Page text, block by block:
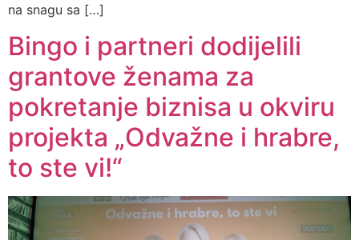
na snagu sa […]
Bingo i partneri dodijelili
grantove ženama za
pokretanje biznisa u okviru
projekta „Odvažne i hrabre,
to ste vi!“